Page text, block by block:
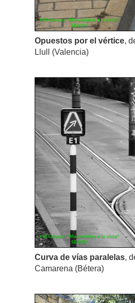
Opuestos por el vértice,
Llull (Valencia)
Curva de vías paralelas,
Camarena (Bétera)